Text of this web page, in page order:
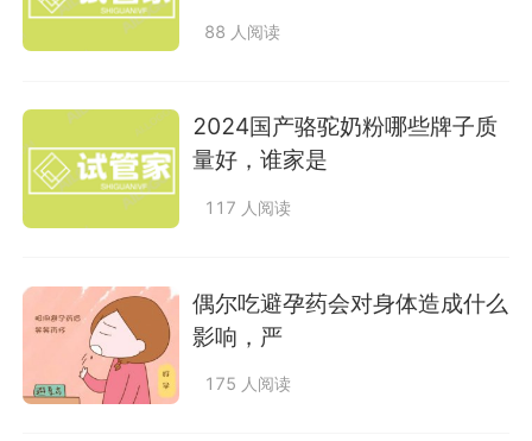
88 人阅读
2024国产骆驼奶粉哪些牌子质
量好，谁家是
117 人阅读
偶尔吃避孕药会对身体造成什么
影响，严
175 人阅读